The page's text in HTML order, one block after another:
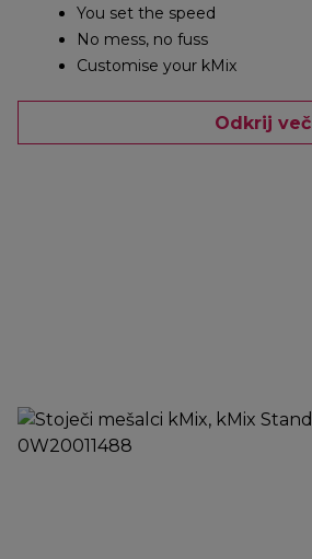
You set the speed
No mess, no fuss
Customise your kMix
Odkrij več